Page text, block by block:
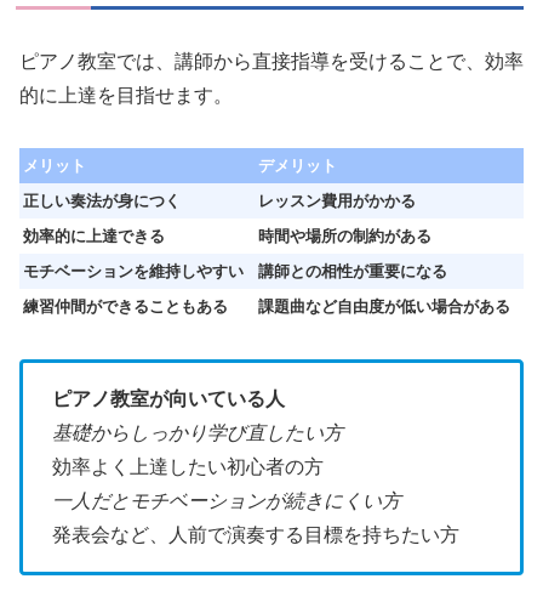
ピアノ教室では、講師から直接指導を受けることで、効率
的に上達を目指せます。
メリット
デメリット
正しい奏法が身につく
レッスン費用がかかる
効率的に上達できる
時間や場所の制約がある
モチベーションを維持しやすい
講師との相性が重要になる
練習仲間ができることもある
課題曲など自由度が低い場合がある
ピアノ教室が向いている人
基礎からしっかり学び直したい方
効率よく上達したい初心者の方
一人だとモチベーションが続きにくい方
発表会など、人前で演奏する目標を持ちたい方